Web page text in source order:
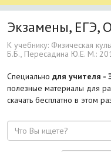
Экзамены, ЕГЭ,
К учебнику: Физическая
Б.Б., Пересадина Ю.Е. М.:
Специально для учителя -
полезные материалы для
скачать бесплатно в этом
Поиск